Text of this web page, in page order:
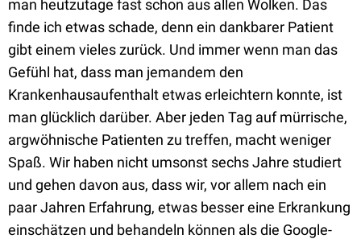
man heutzutage fast schon aus allen Wolken. Das
finde ich etwas schade, denn ein dankbarer Patient
gibt einem vieles zurück. Und immer wenn man das
Gefühl hat, dass man jemandem den
Krankenhausaufenthalt etwas erleichtern konnte, ist
man glücklich darüber. Aber jeden Tag auf mürrische,
argwöhnische Patienten zu treffen, macht weniger
Spaß. Wir haben nicht umsonst sechs Jahre studiert
und gehen davon aus, dass wir, vor allem nach ein
paar Jahren Erfahrung, etwas besser eine Erkrankung
einschätzen und behandeln können als die Google-